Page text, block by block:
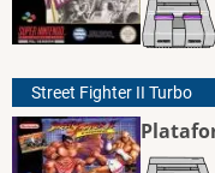
Street Fighter II Turbo